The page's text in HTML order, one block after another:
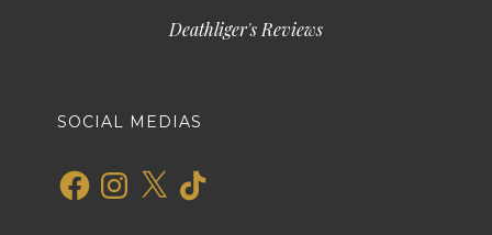
Deathliger's Reviews
SOCIAL MEDIAS
FacebookInstagram
X TikTok